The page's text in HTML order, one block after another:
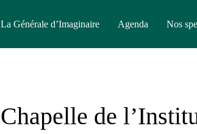
La Générale d’Imaginaire Agenda Nos
Chapelle de